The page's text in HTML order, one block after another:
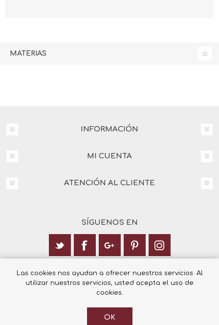
MATERIAS
INFORMACIÓN
MI CUENTA
ATENCIÓN AL CLIENTE
SÍGUENOS EN
Calle Italia 6, 03003 Alicante
+34 965 12 23 55
Las cookies nos ayudan a ofrecer nuestros servicios. Al
utilizar nuestros servicios, usted acepta el uso de
cookies.
OK